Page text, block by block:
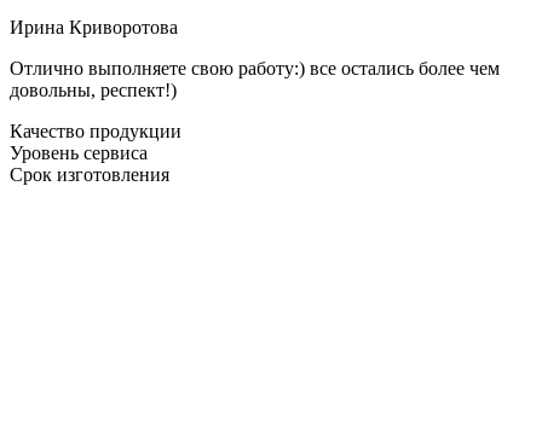
Ирина Криворотова
Отлично выполняете свою работу:) все остались более чем
довольны, респект!)
Качество продукции
Уровень сервиса
Срок изготовления